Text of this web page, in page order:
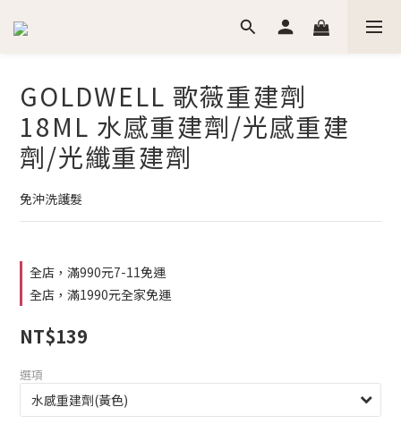
GOLDWELL 歌薇重建劑
18ML 水感重建劑/光感重建
劑/光纖重建劑
免沖洗護髮
全店，滿990元7-11免運
全店，滿1990元全家免運
NT$139
選項